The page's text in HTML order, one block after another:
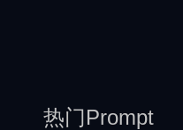
热门Prompt